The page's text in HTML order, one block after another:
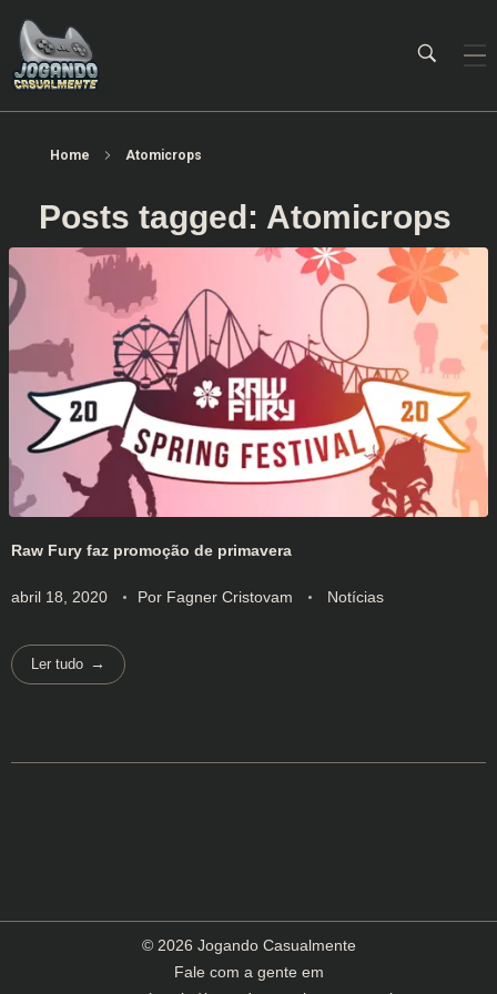
Home Atomicrops
Posts tagged: Atomicrops
Raw Fury faz promoção de primavera
abril 18, 2020 Por Fagner Cristovam Notícias
Ler tudo
© 2026 Jogando Casualmente
Fale com a gente em